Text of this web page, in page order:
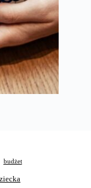
budżet